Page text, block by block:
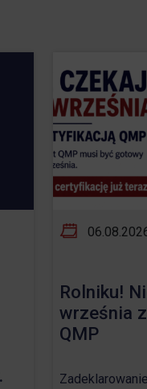
Rolniku!
września
QMP